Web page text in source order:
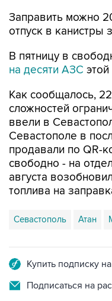
Заправить можно
отпуск в канистры
В пятницу в
на десяти АЗС этой
Как сообщалось,
сложностей
ввели в
Севастополе в
продавали по QR-
свободно - на
августа
топлива на
Севастополь Атан
Купить подписку
Подписаться на